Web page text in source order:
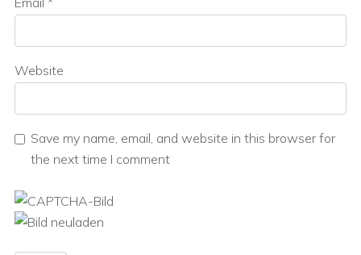
Website
Save my name, email, and website in this browser for
the next time I comment